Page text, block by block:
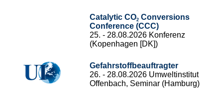
Catalytic CO2 Conversions
Conference (CCC)
25. - 28.08.2026 Konferenz
(Kopenhagen [DK])
Gefahrstoffbeauftragter
26. - 28.08.2026 Umweltinstitut
Offenbach, Seminar (Hamburg)